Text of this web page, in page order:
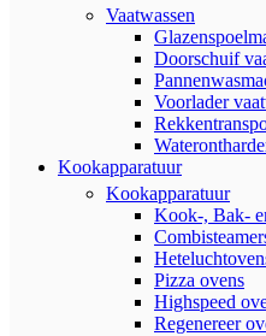
Vaatwassen
Doorschuif
Voorlader
Kookapparatuur
Kookapparatuur
Kook-, Bak-
Pizza ovens
Highspeed
Regenereer